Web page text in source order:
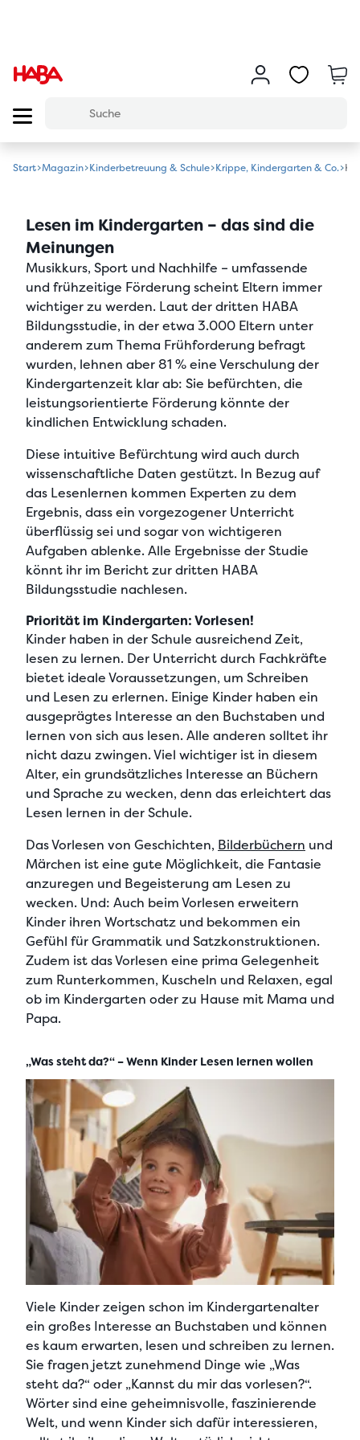
Start Magazin Kinderbetreuung & Schule Krippe, Kindergarten & Co.
Lesen im Kindergarten – das sind die
Meinungen
Musikkurs, Sport und Nachhilfe – umfassende
und frühzeitige Förderung scheint Eltern immer
wichtiger zu werden. Laut der dritten HABA
Bildungsstudie, in der etwa 3.000 Eltern unter
anderem zum Thema Frühforderung befragt
wurden, lehnen aber 81 % eine Verschulung der
Kindergartenzeit klar ab: Sie befürchten, die
leistungsorientierte Förderung könnte der
kindlichen Entwicklung schaden.
Diese intuitive Befürchtung wird auch durch
wissenschaftliche Daten gestützt. In Bezug auf
das Lesenlernen kommen Experten zu dem
Ergebnis, dass ein vorgezogener Unterricht
überflüssig sei und sogar von wichtigeren
Aufgaben ablenke. Alle Ergebnisse der Studie
könnt ihr im Bericht zur dritten HABA
Bildungsstudie nachlesen.
Priorität im Kindergarten: Vorlesen!
Kinder haben in der Schule ausreichend Zeit,
lesen zu lernen. Der Unterricht durch Fachkräfte
bietet ideale Voraussetzungen, um Schreiben
und Lesen zu erlernen. Einige Kinder haben ein
ausgeprägtes Interesse an den Buchstaben und
lernen von sich aus lesen. Alle anderen solltet ihr
nicht dazu zwingen. Viel wichtiger ist in diesem
Alter, ein grundsätzliches Interesse an Büchern
und Sprache zu wecken, denn das erleichtert das
Lesen lernen in der Schule.
Das Vorlesen von Geschichten, Bilderbüchern und
Märchen ist eine gute Möglichkeit, die Fantasie
anzuregen und Begeisterung am Lesen zu
wecken. Und: Auch beim Vorlesen erweitern
Kinder ihren Wortschatz und bekommen ein
Gefühl für Grammatik und Satzkonstruktionen.
Zudem ist das Vorlesen eine prima Gelegenheit
zum Runterkommen, Kuscheln und Relaxen, egal
ob im Kindergarten oder zu Hause mit Mama und
Papa.
„Was steht da?“ – Wenn Kinder Lesen lernen wollen
Viele Kinder zeigen schon im Kindergartenalter
ein großes Interesse an Buchstaben und können
es kaum erwarten, lesen und schreiben zu lernen.
Sie fragen jetzt zunehmend Dinge wie „Was
steht da?“ oder „Kannst du mir das vorlesen?“.
Wörter sind eine geheimnisvolle, faszinierende
Welt, und wenn Kinder sich dafür interessieren,